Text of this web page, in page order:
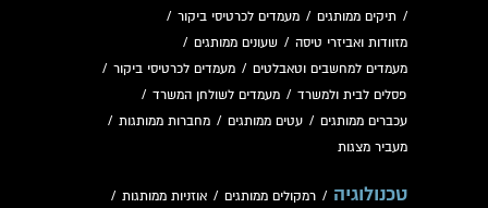
/ תיקים ממותגים / מעמדים לכרטיסי ביקור /
מזוודות ואביזרי טיסה / שעונים ממותגים /
מעמדים למחשבים וטאבלטים / מעמדים לכרטיסי ביקור /
פסלים לבית ולמשרד / מעמדים לשולחן המשרד /
עכברים ממותגים / עטים ממותגים / מחברות ממותגות /
מעביר מצגות
טכנולוגיה / רמקולים ממותגים / אוזניות ממותגות /